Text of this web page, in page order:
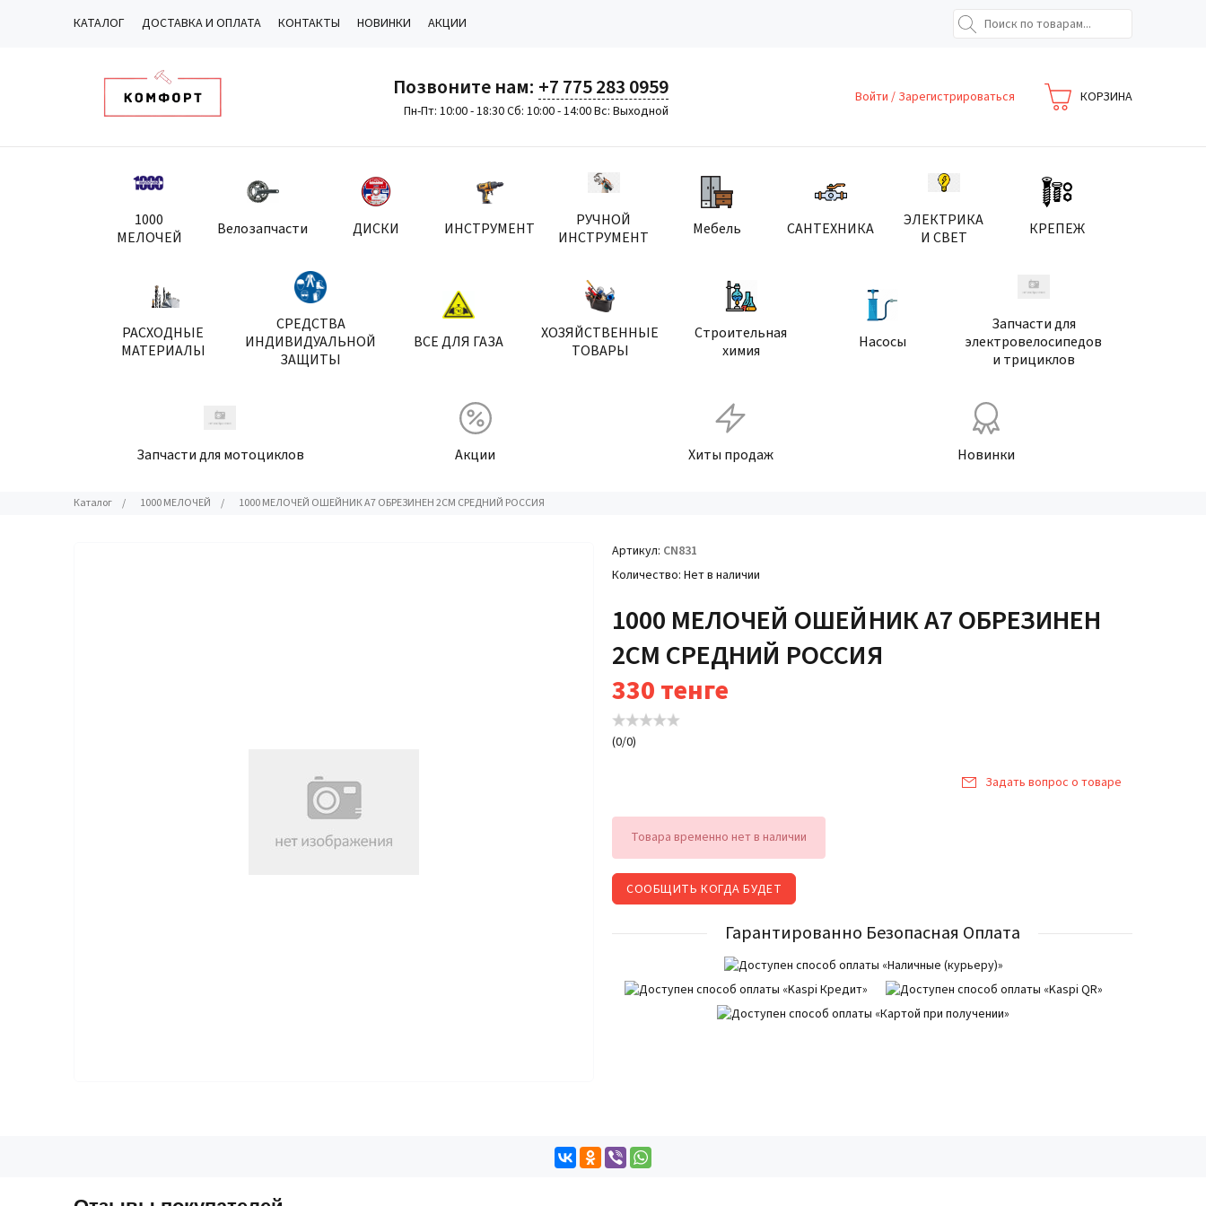
КАТАЛОГ ДОСТАВКА И ОПЛАТА КОНТАКТЫ НОВИНКИ АКЦИИ
Позвоните нам: +7 775 283 0959
Пн-Пт: 10:00 - 18:30 Сб: 10:00 - 14:00 Вс: Выходной
Войти / Зарегистрироваться КОРЗИНА
1000
МЕЛОЧЕЙ
Велозапчасти ДИСКИ ИНСТРУМЕНТ
РУЧНОЙ
ИНСТРУМЕНТ
Мебель САНТЕХНИКА
ЭЛЕКТРИКА
И СВЕТ
КРЕПЕЖ
РАСХОДНЫЕ
МАТЕРИАЛЫ
СРЕДСТВА
ИНДИВИДУАЛЬНОЙ
ЗАЩИТЫ
ВСЕ ДЛЯ ГАЗА
ХОЗЯЙСТВЕННЫЕ
ТОВАРЫ
Строительная
химия
Насосы
Запчасти для
электровелосипедов
и трициклов
Запчасти для мотоциклов Акции Хиты продаж Новинки
Каталог / 1000 МЕЛОЧЕЙ / 1000 МЕЛОЧЕЙ ОШЕЙНИК А7 ОБРЕЗИНЕН 2СМ СРЕДНИЙ РОССИЯ
Артикул CN831
Количество Нет в наличии
1000 МЕЛОЧЕЙ ОШЕЙНИК А7 ОБРЕЗИНЕН
2СМ СРЕДНИЙ РОССИЯ
330тенге
(0/0)
Задать вопрос о товаре
Товара временно нет в наличии
СООБЩИТЬ КОГДА БУДЕТ
Гарантированно Безопасная Оплата